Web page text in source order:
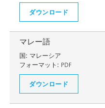
ダウンロード
マレー語
国: マレーシア
フォーマット: PDF
ダウンロード